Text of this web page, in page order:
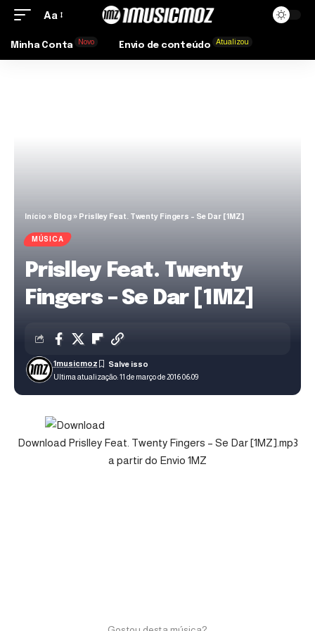
Aa
Minha Conta Novo Envio de conteúdo Atualizou
Início » Blog» Prislley Feat. Twenty Fingers – Se Dar [1MZ]
MÚSICA
Prislley Feat. Twenty
Fingers – Se Dar [1MZ]
Ultima atualização: 11 de março de 2016 06:09
1musicmoz
Download Prislley Feat. Twenty Fingers – Se Dar [1MZ].mp3
a partir do Envio 1MZ